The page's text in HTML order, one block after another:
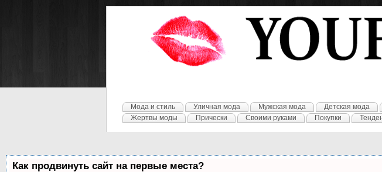
Мода и стиль Уличная мода Мужская мода Детская мода
Жертвы моды
Прически Своими руками Покупки
Как продвинуть сайт на первые места?